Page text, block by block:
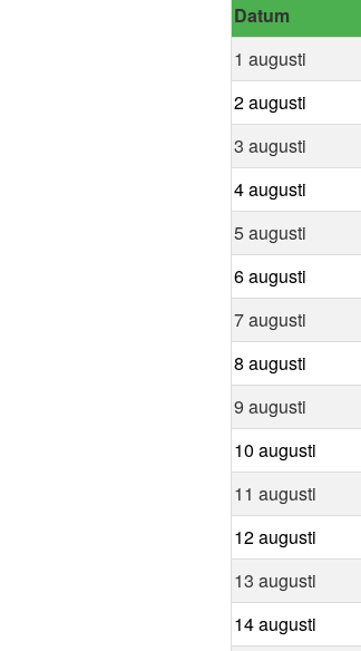
Datum
1 augusti
2 augusti
3 augusti
4 augusti
5 augusti
6 augusti
7 augusti
8 augusti
9 augusti
10 augusti
11 augusti
12 augusti
13 augusti
14 augusti